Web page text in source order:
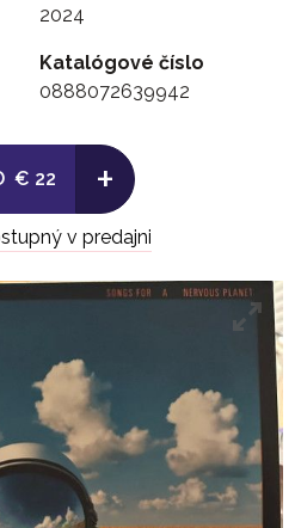
2024
Katalógové číslo
0888072639942
€ 22 +
v predajni